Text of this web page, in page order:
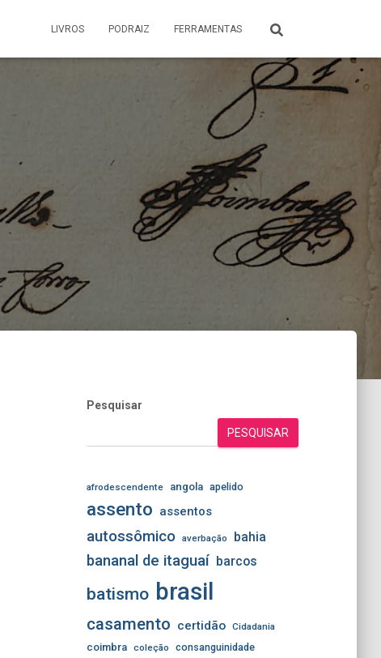
LIVROS PODRAIZ FERRAMENTAS
Pesquisar
PESQUISAR
afrodescendente angola apelido
assento assentos
autossômico averbação bahia
bananal de itaguaí barcos
batismo brasil
casamento certidão Cidadania
coimbra coleção
consanguinidade